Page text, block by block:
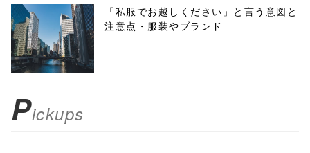
menubar=no,
toolbar=no,
scrollbars=yes'
false;"> シェア
「私服でお越しください」と言う意図と
注意点・服装やブランド
Pickups